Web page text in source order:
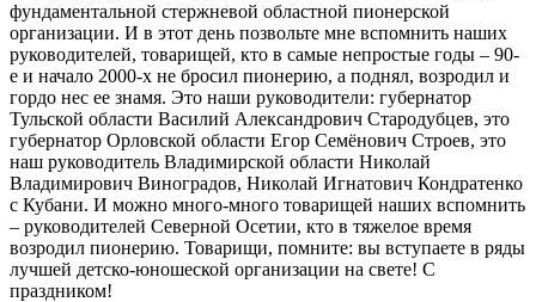
фундаментальной стержневой областной пионерской
организации. И в этот день позвольте мне вспомнить наших
руководителей, товарищей, кто в самые непростые годы – 90-
е и начало 2000-х не бросил пионерию, а поднял, возродил и
гордо нес ее знамя. Это наши руководители: губернатор
Тульской области Василий Александрович Стародубцев, это
губернатор Орловской области Егор Семёнович Строев, это
наш руководитель Владимирской области Николай
Владимирович Виноградов, Николай Игнатович Кондратенко
с Кубани. И можно много-много товарищей наших вспомнить
– руководителей Северной Осетии, кто в тяжелое время
возродил пионерию. Товарищи, помните: вы вступаете в ряды
лучшей детско-юношеской организации на свете! С
праздником!